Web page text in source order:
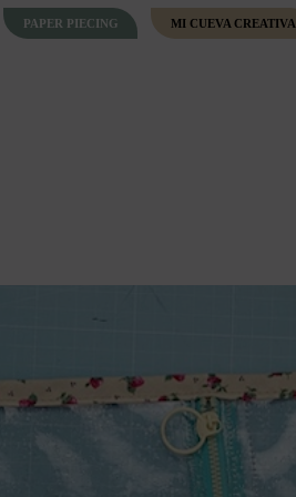
PAPER PIECING MI CUEVA CREATIVA